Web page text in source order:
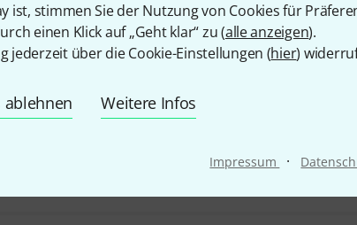
ist, stimmen Sie der Nutzung von Cookies für
einen Klick auf „Geht klar“ zu (alle anzeigen).
jederzeit über die Cookie-Einstellungen (hier)
ablehnen Weitere Infos
Impressum ·
lieferbar
Kostenloser Versand ab 29 €